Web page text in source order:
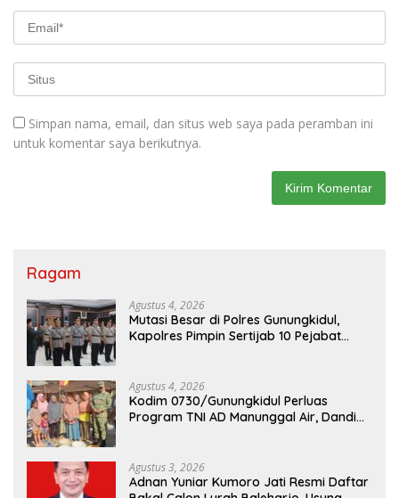
Simpan nama, email, dan situs web saya pada peramban ini
untuk komentar saya berikutnya.
Ragam
Agustus 4, 2026
Mutasi Besar di Polres Gunungkidul,
Kapolres Pimpin Sertijab 10 Pejabat
Agustus 4, 2026
Kodim 0730/Gunungkidul Perluas
Program TNI AD Manunggal Air, Dandim:
Agustus 3, 2026
Adnan Yuniar Kumoro Jati Resmi Daftar